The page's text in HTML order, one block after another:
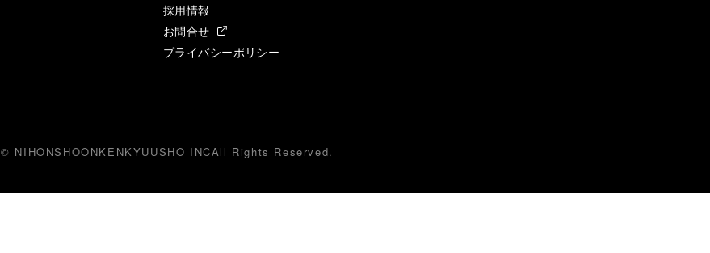
採用情報
お問合せ
プライバシーポリシー
© NIHONSHOONKENKYUUSHO INCAll Rights Reserved.